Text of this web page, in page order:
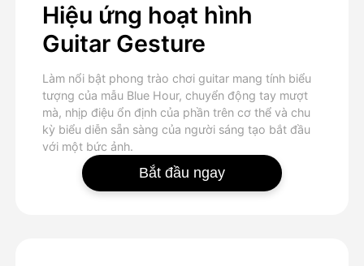
Hiệu ứng hoạt hình
Guitar Gesture
Làm nổi bật phong trào chơi guitar mang tính biểu
tượng của mẫu Blue Hour, chuyển động tay mượt
mà, nhịp điệu ổn định của phần trên cơ thể và chu
kỳ biểu diễn sẵn sàng của người sáng tạo bắt đầu
với một bức ảnh.
Bắt đầu ngay